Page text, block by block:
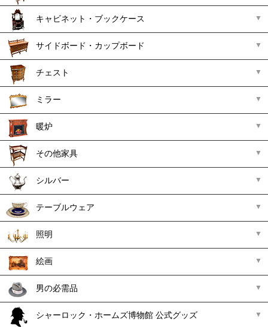
キャビネット・ブックケース
サイドボード・カップボード
チェスト
ミラー
暖炉
その他家具
シルバー
テーブルウェア
照明
絵画
男の必需品
シャーロック・ホームズ博物館 公式グッズ